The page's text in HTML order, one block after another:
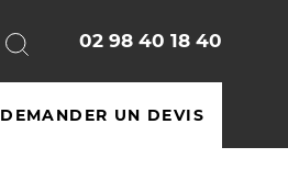
02 98 40 18 40
DEMANDER UN DEVIS